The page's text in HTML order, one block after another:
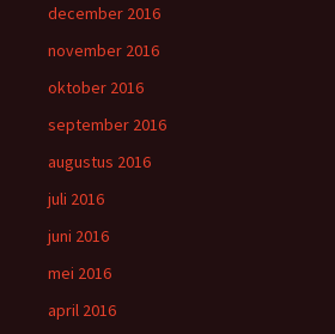
december 2016
november 2016
oktober 2016
september 2016
augustus 2016
juli 2016
juni 2016
mei 2016
april 2016